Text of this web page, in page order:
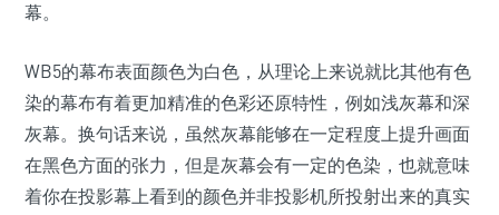
幕。
WB5的幕布表面颜色为白色，从理论上来说就比其他有色
染的幕布有着更加精准的色彩还原特性，例如浅灰幕和深
灰幕。换句话来说，虽然灰幕能够在一定程度上提升画面
在黑色方面的张力，但是灰幕会有一定的色染，也就意味
着你在投影幕上看到的颜色并非投影机所投射出来的真实